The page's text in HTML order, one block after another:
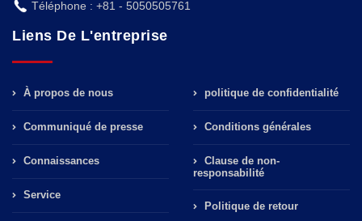
Téléphone : +81 - 5050505761
Liens De L'entreprise
À propos de nous
Communiqué de presse
Connaissances
Service
politique de confidentialité
Conditions générales
Clause de non-
responsabilité
Politique de retour